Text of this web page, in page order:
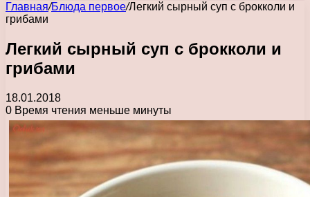
Главная/Блюда первое/Легкий сырный суп с брокколи и
грибами
Легкий сырный суп с брокколи и
грибами
18.01.2018
0 Время чтения меньше минуты